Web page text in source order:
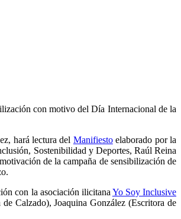
con motivo del Día Internacional de la
hará lectura del Manifiestoelaborado por la
Sostenibilidad y Deportes, Raúl Reina
de la campaña de sensibilización de
con la asociación ilicitana Yo Soy Inclusive
Calzado), Joaquina González (Escritora de